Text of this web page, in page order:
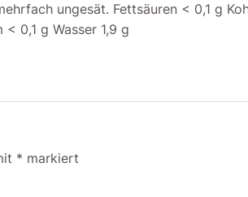
ungesät. Fettsäuren < 0,1 g
0,1 g Wasser 1,9 g
* markiert